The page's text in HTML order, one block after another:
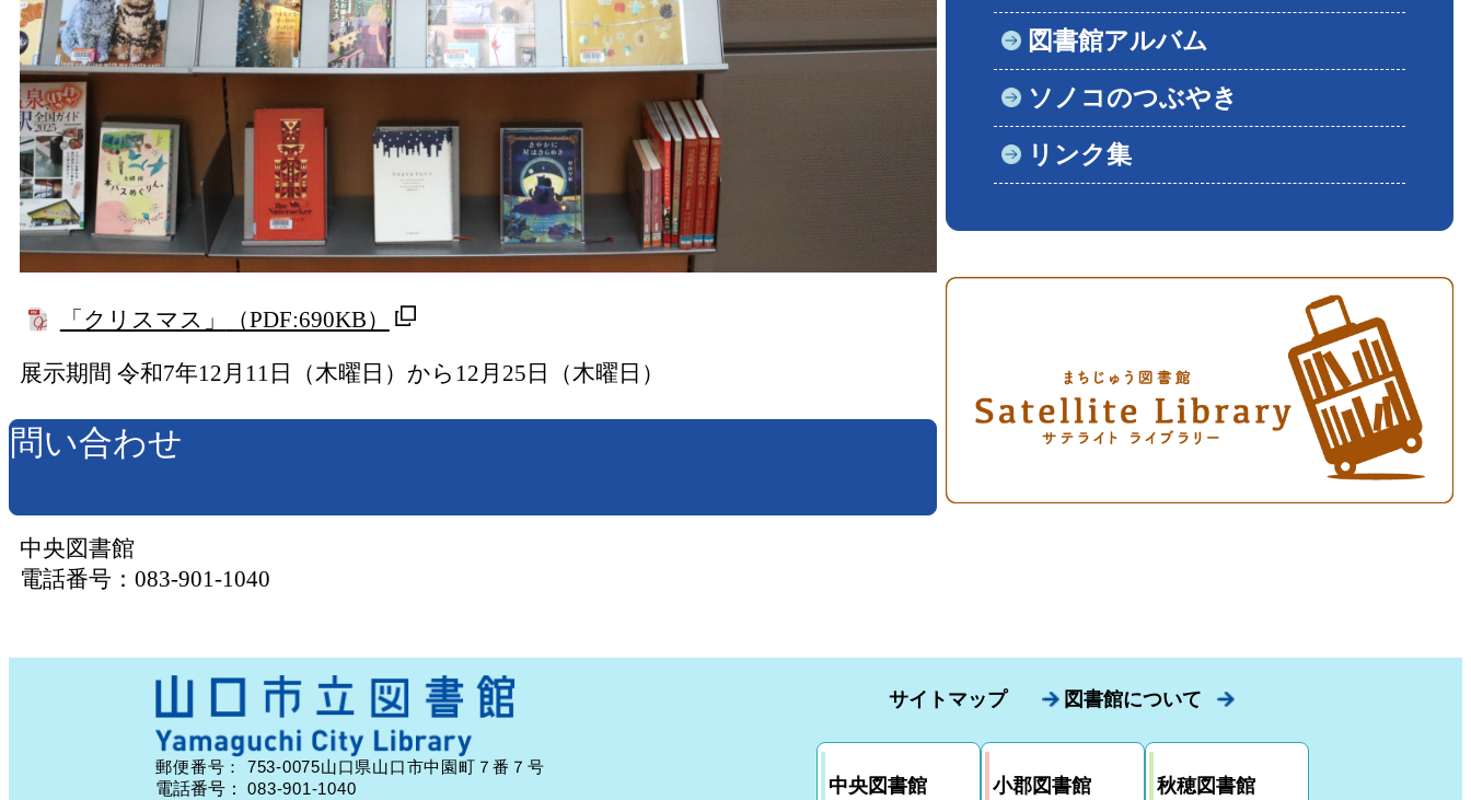
「クリスマス」 （PDF:690KB）
展示期間 令和7年12月11日（木曜日）から12月25日（木曜日）
問い合わせ
中央図書館
電話番号：083-901-1040
図書館アルバム
ソノコのつぶやき
リンク集
郵便番号： 753-0075山口県山口市中園町７番７号
電話番号：083-901-1040
サイトマップ 図書館について
中央図書館 小郡図書館 秋穂図書館